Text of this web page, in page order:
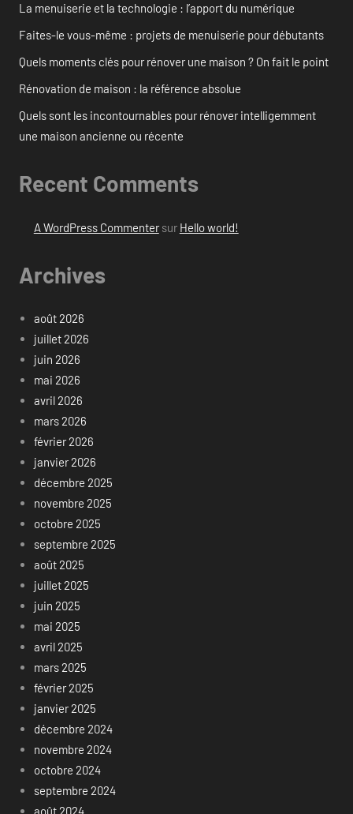
La menuiserie et la technologie : l’apport du numérique
Faites-le vous-même : projets de menuiserie pour débutants
Quels moments clés pour rénover une maison ? On fait le point
Rénovation de maison : la référence absolue
Quels sont les incontournables pour rénover intelligemment
une maison ancienne ou récente
Recent Comments
A WordPress Commentersur Hello world!
Archives
août 2026
juillet 2026
juin 2026
mai 2026
avril 2026
mars 2026
février 2026
janvier 2026
décembre 2025
novembre 2025
octobre 2025
septembre 2025
août 2025
juillet 2025
juin 2025
mai 2025
avril 2025
mars 2025
février 2025
janvier 2025
décembre 2024
novembre 2024
octobre 2024
septembre 2024
août 2024